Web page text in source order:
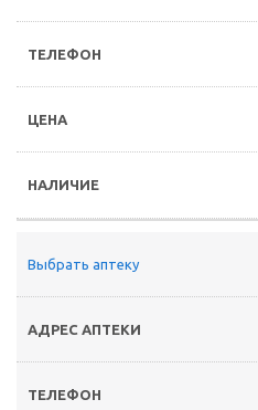
Выбрать аптеку